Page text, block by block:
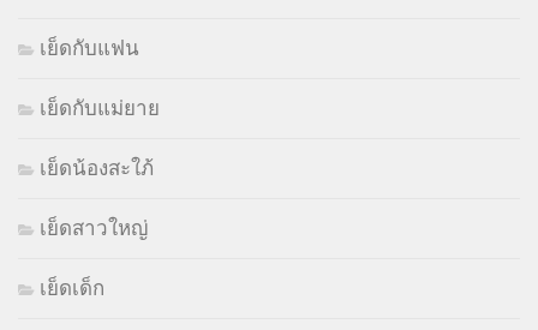
เย็ดกับแฟน
เย็ดกับแม่ยาย
เย็ดน้องสะใภ้
เย็ดสาวใหญ่
เย็ดเด็ก